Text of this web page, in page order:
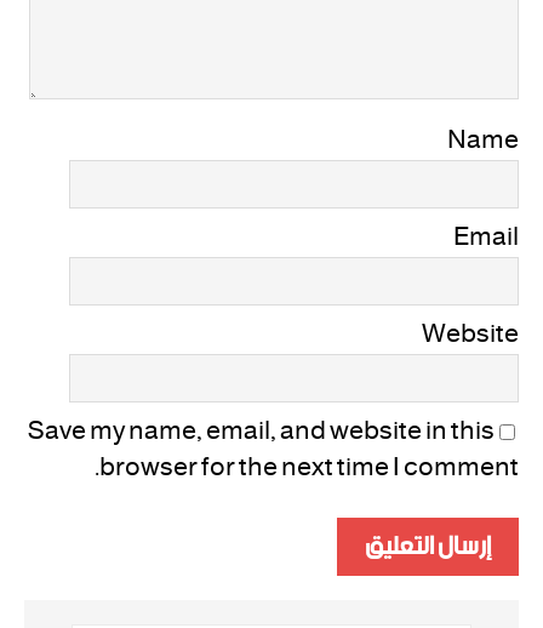
Name
Email
Website
Save my name, email, and website in this
browser for the next time I comment.